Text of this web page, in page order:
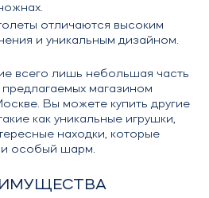
отличаются высоким
и уникальным дизайном.
всего лишь небольшая часть
магазином
Вы можете купить другие
как уникальные игрушки,
находки, которые
особый шарм.